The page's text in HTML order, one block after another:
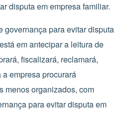
disputa em empresa familiar.
governança para evitar disputa
em antecipar a leitura de
fiscalizará, reclamará,
empresa procurará
menos organizados, com
para evitar disputa em